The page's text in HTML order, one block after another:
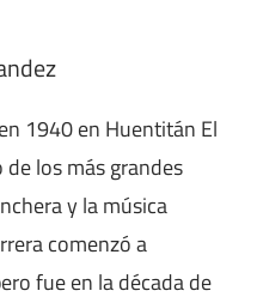
1940 en Huentitán El
de los más grandes
y la música
comenzó a
fue en la década de